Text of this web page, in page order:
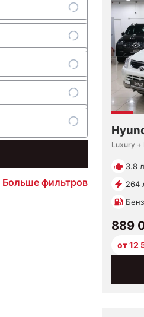
Больше фильтров
Luxury +
3.8 л
264
889
от 12